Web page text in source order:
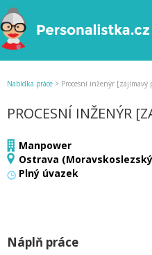
Nabídka práce > Procesní inženýr [zajímavý
PROCESNÍ INŽENÝR
Manpower
Ostrava
Plný úvazek
Náplň práce